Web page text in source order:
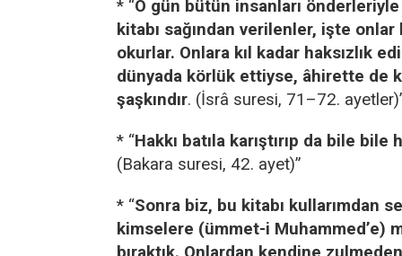
* “O gün bütün insanları önderleriyle
kitabı sağından verilenler, işte onlar
okurlar. Onlara kıl kadar haksızlık
dünyada körlük ettiyse, âhirette de
şaşkındır. (İsrâ suresi, 71–72.
* “Hakkı batıla karıştırıp da bile bile
(Bakara suresi, 42. ayet)”
* “Sonra biz, bu kitabı kullarımdan
kimselere (ümmet-i Muhammed’e)